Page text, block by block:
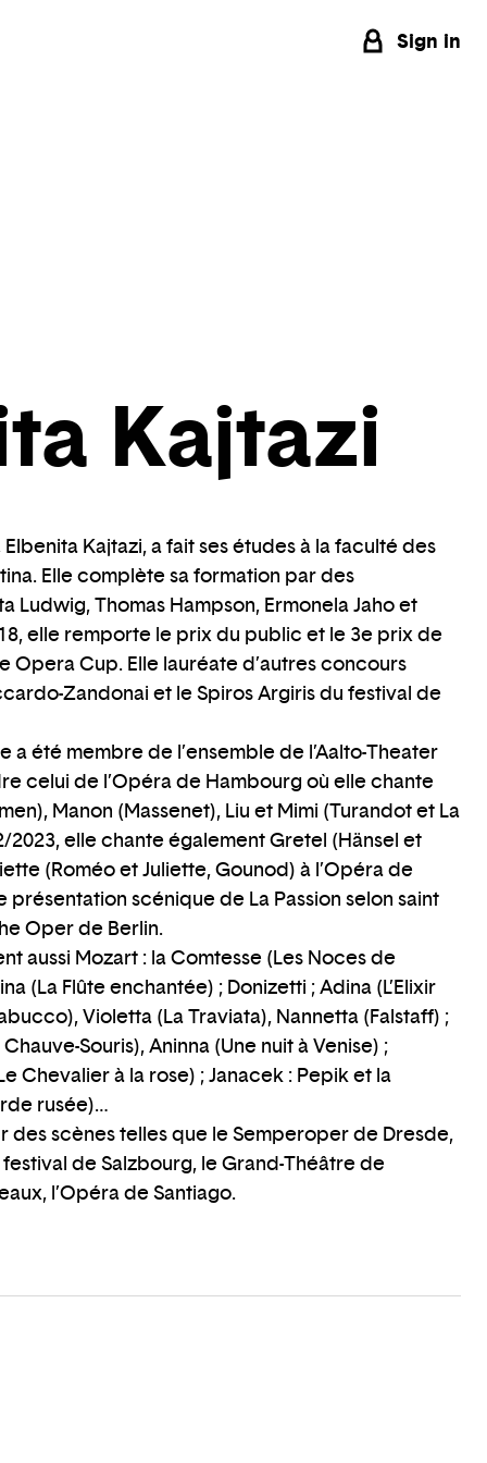
Sign in
Kajtazi
Kajtazi, a fait ses études à la faculté des
Elle complète sa formation par des
Ludwig, Thomas Hampson, Ermonela Jaho et
elle remporte le prix du public et le 3e prix de
Cup. Elle lauréate d’autres concours
Zandonai et le Spiros Argiris du festival de
a été membre de l’ensemble de l’Aalto-Theater
celui de l’Opéra de Hambourg où elle chante
Manon (Massenet), Liu et Mimi (Turandot et La
2023, elle chante également Gretel (Hänsel et
(Roméo et Juliette, Gounod) à l’Opéra de
présentation scénique de La Passion selon saint
Oper de Berlin.
aussi Mozart : la Comtesse (Les Noces de
(La Flûte enchantée) ; Donizetti ; Adina (L’Elixir
Violetta (La Traviata), Nannetta (Falstaff) ;
Souris), Aninna (Une nuit à Venise) ;
Chevalier à la rose) ; Janacek : Pepik et la
rusée)…
des scènes telles que le Semperoper de Dresde,
de Salzbourg, le Grand-Théâtre de
l’Opéra de Santiago.